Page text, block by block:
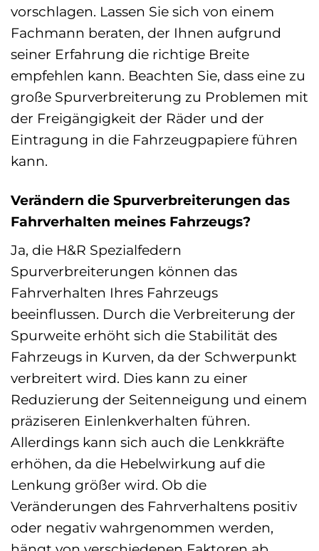
vorschlagen. Lassen Sie sich von einem
Fachmann beraten, der Ihnen aufgrund
seiner Erfahrung die richtige Breite
empfehlen kann. Beachten Sie, dass eine zu
große Spurverbreiterung zu Problemen mit
der Freigängigkeit der Räder und der
Eintragung in die Fahrzeugpapiere führen
kann.
Verändern die Spurverbreiterungen das
Fahrverhalten meines Fahrzeugs?
Ja, die H&R Spezialfedern
Spurverbreiterungen können das
Fahrverhalten Ihres Fahrzeugs
beeinflussen. Durch die Verbreiterung der
Spurweite erhöht sich die Stabilität des
Fahrzeugs in Kurven, da der Schwerpunkt
verbreitert wird. Dies kann zu einer
Reduzierung der Seitenneigung und einem
präziseren Einlenkverhalten führen.
Allerdings kann sich auch die Lenkkräfte
erhöhen, da die Hebelwirkung auf die
Lenkung größer wird. Ob die
Veränderungen des Fahrverhaltens positiv
oder negativ wahrgenommen werden,